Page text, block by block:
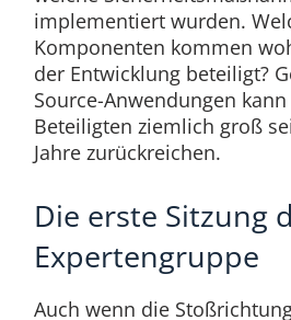
implementiert wurden.
Komponenten kommen
der Entwicklung beteiligt?
Source-Anwendungen
Beteiligten ziemlich groß
Jahre zurückreichen.
Die erste Sitzung
Expertengruppe
Auch wenn die